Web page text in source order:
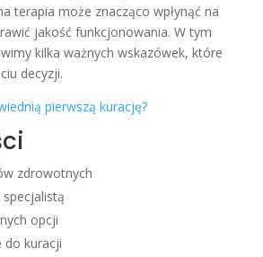
terapia może znacząco wpłynąć na
jakość funkcjonowania. W tym
kilka ważnych wskazówek, które
decyzji.
pierwszą kurację?
zdrowotnych
opcji
do kuracji